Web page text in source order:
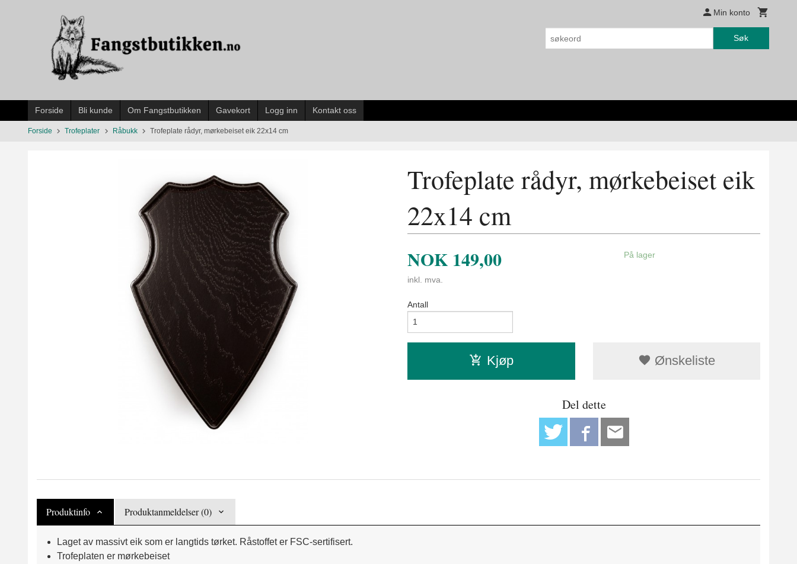
Min konto
Søk
Forside Bli kunde Om Fangstbutikken Gavekort Logg inn Kontakt oss
Forside Trofeplater Råbukk Trofeplate rådyr, mørkebeiset eik 22x14 cm
Trofeplate rådyr, mørkebeiset eik
22x14 cm
NOK 149,00
inkl. mva.
På lager
Antall
Kjøp Ønskeliste
Del dette
Produktinfo Produktanmeldelser (0)
Laget av massivt eik som er langtids tørket. Råstoffet er FSC-sertifisert.
Trofeplaten er mørkebeiset